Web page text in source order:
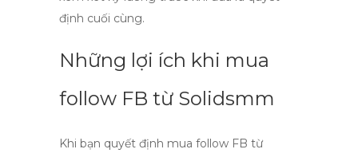
định cuối cùng.
Những lợi ích khi mua
follow FB từ Solidsmm
Khi bạn quyết định mua follow FB từ